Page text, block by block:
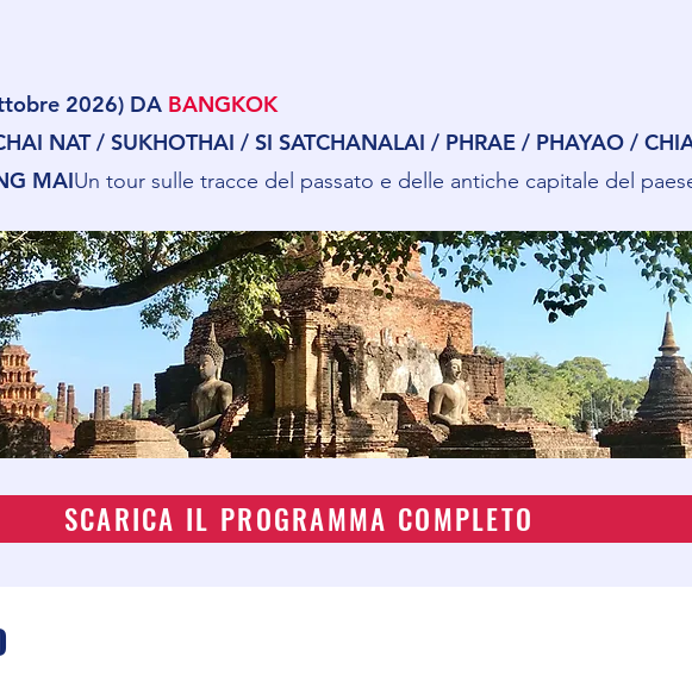
2026) DA BANGKOK
NAT / SUKHOTHAI / SI SATCHANALAI / PHRAE / PHAYAO /
MAIUn tour sulle tracce del passato e delle antiche capitale del
SCARICA IL PROGRAMMA COMPLETO